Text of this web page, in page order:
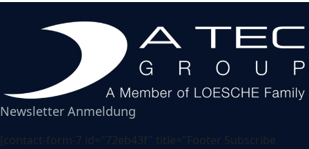
Newsletter Anmeldung
[contact-form-7 id="72eb43f" title="Footer Subscribe